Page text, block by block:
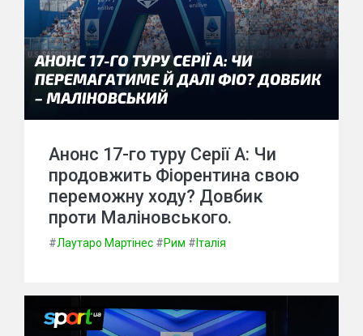
Анонс 17-го туру Серії A: Чи
продовжить Фіорентина свою
переможну ходу? Довбик
проти Маліновського.
#Лаутаро Мартінес #Рим # Італія